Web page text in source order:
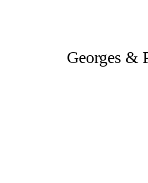
Georges &